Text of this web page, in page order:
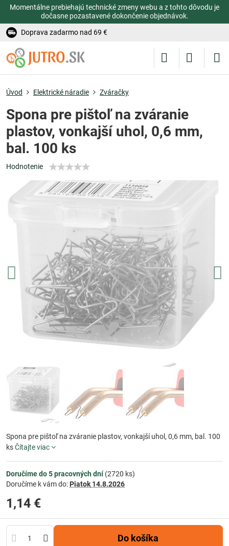
Momentálne prebiehajú technické zmeny webu a z tohto dôvodu je
dočasne pozastavené dokončenie objednávok.
Doprava zadarmo nad 69 €
Úvod Elektrické náradie Zváračky
Spona pre pištoľ na zváranie
plastov, vonkajší uhol, 0,6 mm,
bal. 100 ks
Hodnotenie
Spona pre pištoľ na zváranie plastov, vonkajší uhol, 0,6 mm, bal. 100
ksČítajte viac
Doručíme do 5 pracovných dní(2720 ks)
Doručíme k vám do: Piatok 14.8.2026
1,14 €
Do košíka